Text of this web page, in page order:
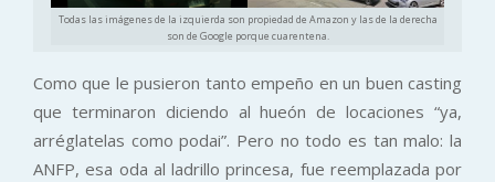
Todas las imágenes de la izquierda son propiedad de Amazon y las de la derecha
son de Google porque cuarentena.
Como que le pusieron tanto empeño en un buen casting
que terminaron diciendo al hueón de locaciones “ya,
arréglatelas como podai”. Pero no todo es tan malo: la
ANFP, esa oda al ladrillo princesa, fue reemplazada por